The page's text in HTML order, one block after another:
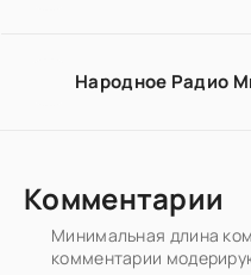
Народное Радио
Комментарии
Минимальная длина
комментарии